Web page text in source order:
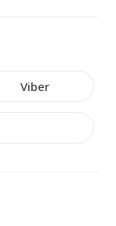
Viber